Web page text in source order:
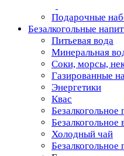
Подарочные
Безалкогольные
Питьевая вода
Минеральная
Соки, морсы,
Газированные
Энергетики
Квас
Безалкогольное
Безалкогольное
Холодный чай
Безалкогольное